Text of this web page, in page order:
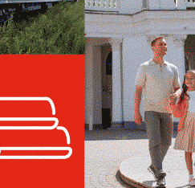
вооружённый